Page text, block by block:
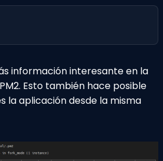
información interesante en la
Esto también hace posible
la aplicación desde la misma